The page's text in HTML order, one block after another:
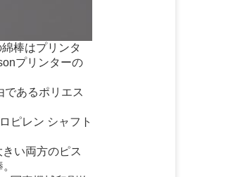
棒はプリンタ
プリンターの
あるポリエス
ピレン シャフト
い両方のピス